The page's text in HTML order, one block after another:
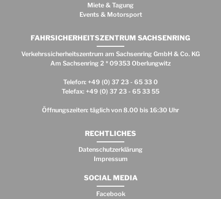
Miete & Tagung
Events & Motorsport
FAHRSICHERHEITSZENTRUM SACHSENRING
Verkehrssicherheitszentrum am Sachsenring GmbH & Co. KG
Am Sachsenring 2 * 09353 Oberlungwitz
Telefon: +49 (0) 37 23 - 65 33 0
Telefax: +49 (0) 37 23 - 65 33 55
Öffnungszeiten: täglich von 8.00 bis 16:30 Uhr
RECHTLICHES
Datenschutzerklärung
Impressum
SOCIAL MEDIA
Facebook